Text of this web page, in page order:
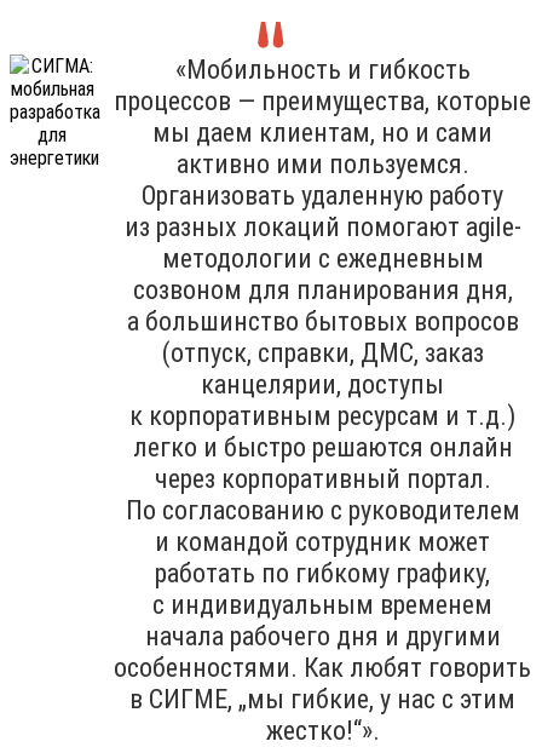
«Мобильность и гибкость
процессов — преимущества, которые
мы даем клиентам, но и сами
активно ими пользуемся.
Организовать удаленную работу
из разных локаций помогают agile-
методологии с ежедневным
созвоном для планирования дня,
а большинство бытовых вопросов
(отпуск, справки, ДМС, заказ
канцелярии, доступы
к корпоративным ресурсам и т.д.)
легко и быстро решаются онлайн
через корпоративный портал.
По согласованию с руководителем
и командой сотрудник может
работать по гибкому графику,
с индивидуальным временем
начала рабочего дня и другими
особенностями. Как любят говорить
в СИГМЕ, „мы гибкие, у нас с этим
жестко!“».